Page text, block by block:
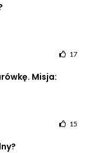
17
Misja:
15